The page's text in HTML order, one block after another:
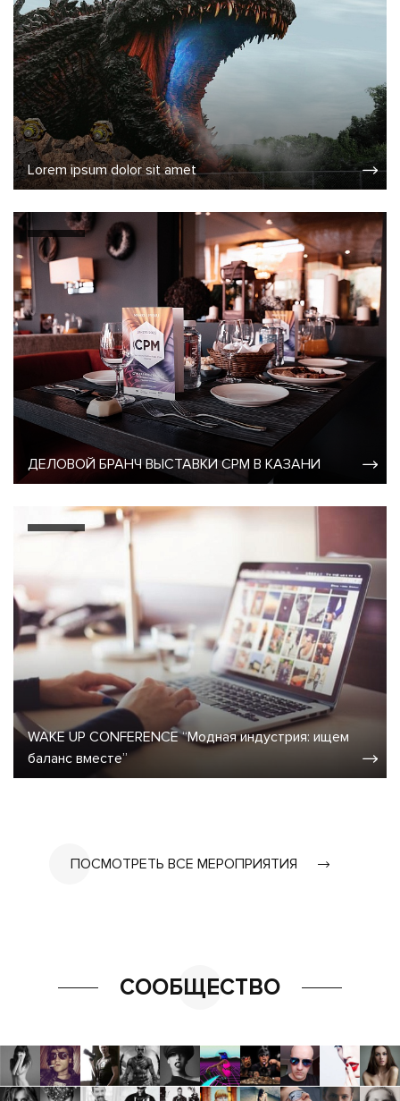
Lorem ipsum dolor sit amet
ДЕЛОВОЙ БРАНЧ ВЫСТАВКИ CPM В КАЗАНИ
WAKE UP CONFERENCE “Модная индустрия: ищем
баланс вместе”
ПОСМОТРЕТЬ ВСЕ МЕРОПРИЯТИЯ
СООБЩЕСТВО